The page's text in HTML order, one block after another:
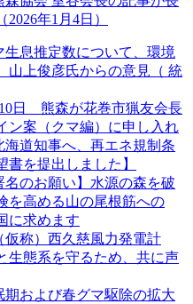
年1月4日）
生息推定数について、環境
上俊彦氏からの意見（ 統
日 熊森が花巻市猟友会長
ン案（クマ編）に申し入れ
海道知事へ、再エネ規制条
を提出しました】
名のお願い】水源の森を破
を高める山の尾根筋への
に求めます
仮称）西久慈風力発電計
生態系を守るため、共に声
期および春グマ駆除の拡大